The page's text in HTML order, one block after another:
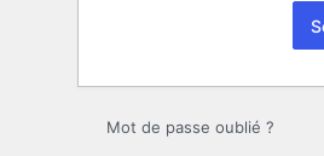
Mot de passe oublié ?